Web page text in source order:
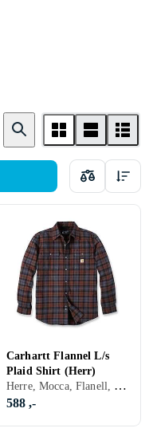
Carhartt Flannel L/s
Plaid Shirt (Herr)
Herre, Mocca, Flanell, Sort, Hvit, Grå, Brun, Blå, Rød, Oransje, Grønn, Beige, Rutete
588 ,-